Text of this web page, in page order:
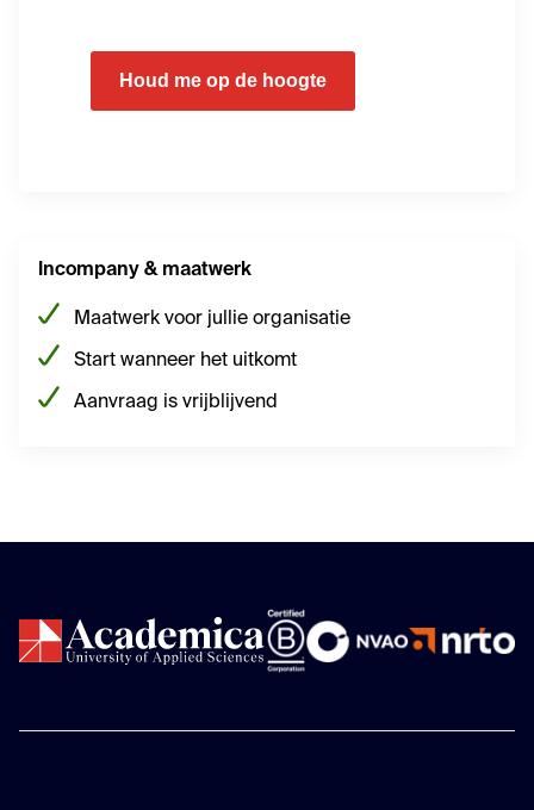
Houd me op de hoogte
Incompany & maatwerk
Maatwerk voor jullie organisatie
Start wanneer het uitkomt
Aanvraag is vrijblijvend